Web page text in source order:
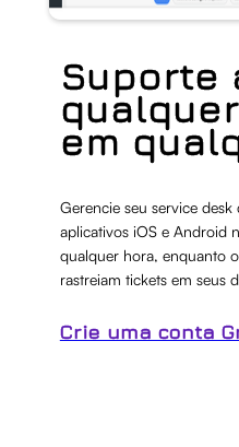
Suporte
em
Gerencie seu service
aplicativos iOS e Android
qualquer hora, enquanto
rastreiam tickets em seus
Crie uma conta